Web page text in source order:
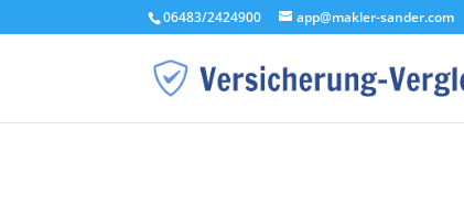
06483/2424900 app@makler-sander.com